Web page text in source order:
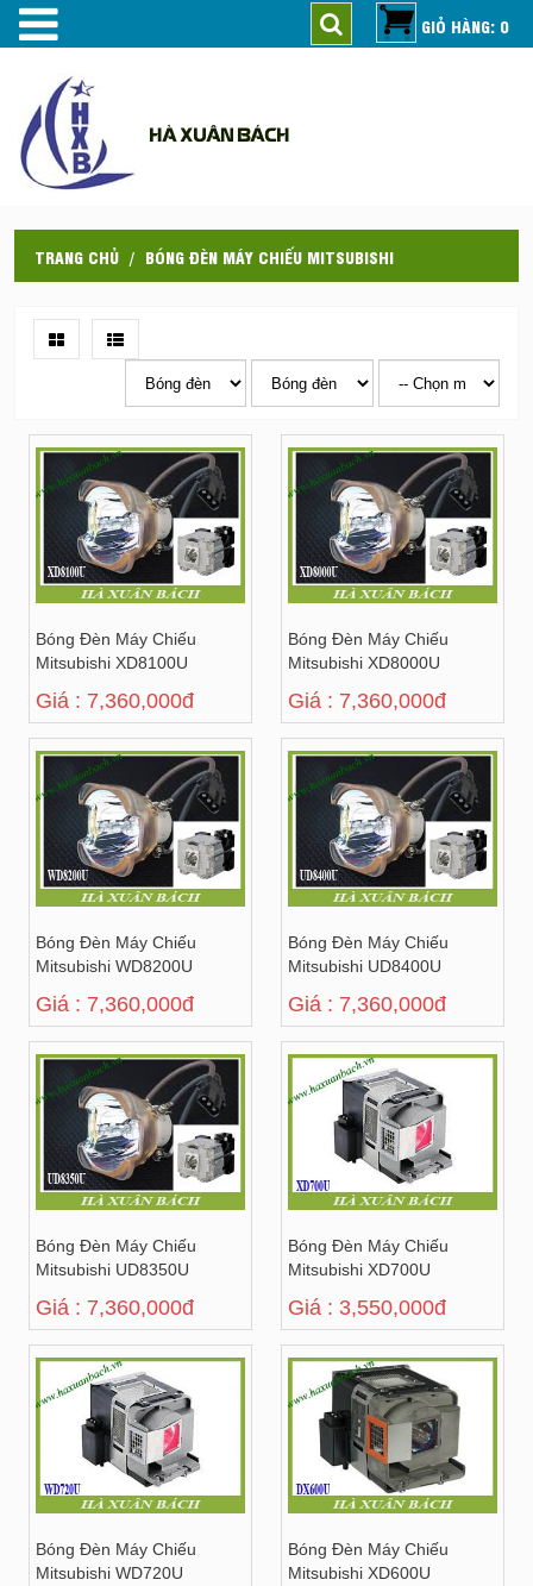
HÀ XUÂN BÁCH
TRANG CHỦ BÓNG ĐÈN MÁY CHIẾU MITSUBISHI
Bóng Đèn Máy Chiếu
Mitsubishi XD8100U
Giá : 7,360,000đ
Bóng Đèn Máy Chiếu
Mitsubishi XD8000U
Giá : 7,360,000đ
Bóng Đèn Máy Chiếu
Mitsubishi WD8200U
Giá : 7,360,000đ
Bóng Đèn Máy Chiếu
Mitsubishi UD8400U
Giá : 7,360,000đ
Bóng Đèn Máy Chiếu
Mitsubishi UD8350U
Giá : 7,360,000đ
Bóng Đèn Máy Chiếu
Mitsubishi XD700U
Giá : 3,550,000đ
Bóng Đèn Máy Chiếu
Mitsubishi WD720U
Bóng Đèn Máy Chiếu
Mitsubishi XD600U
GIỎ HÀNG: 0